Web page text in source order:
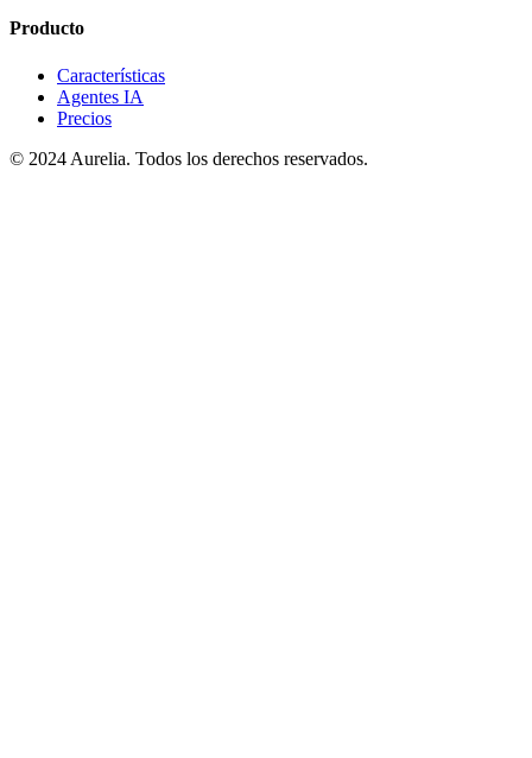
Producto
Características
Agentes IA
Precios
© 2024 Aurelia. Todos los derechos reservados.